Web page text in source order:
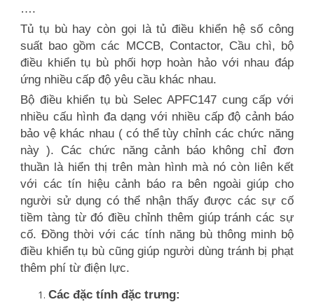
….
Tủ tụ bù hay còn gọi là tủ điều khiển hệ số công
suất bao gồm các MCCB, Contactor, Cầu chì, bộ
điều khiển tụ bù phối hợp hoàn hảo với nhau đáp
ứng nhiều cấp độ yêu cầu khác nhau.
Bộ điều khiển tụ bù Selec APFC147 cung cấp với
nhiều cấu hình đa dạng với nhiều cấp độ cảnh báo
bảo vệ khác nhau ( có thể tùy chỉnh các chức năng
này ). Các chức năng cảnh báo không chỉ đơn
thuần là hiển thị trên màn hình mà nó còn liên kết
với các tín hiệu cảnh báo ra bên ngoài giúp cho
người sử dụng có thể nhận thấy được các sự cố
tiềm tàng từ đó điều chỉnh thêm giúp tránh các sự
cố. Đồng thời với các tính năng bù thông minh bộ
điều khiển tụ bù cũng giúp người dùng tránh bị phạt
thêm phí từ điện lực.
Các đặc tính đặc trưng: